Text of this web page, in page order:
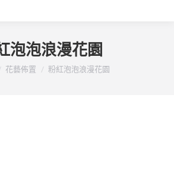
泡泡浪漫花園
花藝佈置 粉紅泡泡浪漫花園